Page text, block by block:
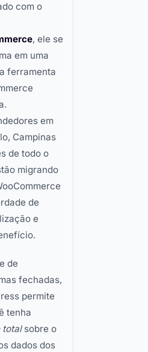
com o
, ele se
em uma
ferramenta
em
Campinas
de todo o
migrando
de
e
de
fechadas,
permite
tenha
totalsobre o
dados dos